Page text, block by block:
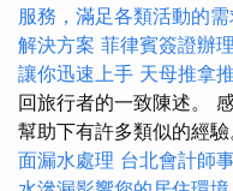
服務，滿足各類活動的
解決方案 菲律賓簽證辦
讓你迅速上手 天母推拿
回旅行者的一致陳述。
幫助下有許多類似的經驗
面漏水處理 台北會計師